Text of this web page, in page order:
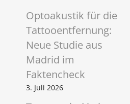
Optoakustik für die
Tattooentfernung:
Neue Studie aus
Madrid im
Faktencheck
3. Juli 2026